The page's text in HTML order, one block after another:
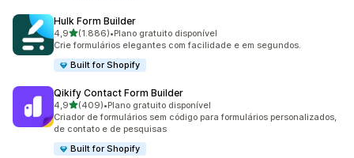
Hulk Form Builder
4,9de 5 estrelas
(1.886)
1886 avaliações ao todo
•Plano gratuito disponível
Crie formulários elegantes com facilidade e em segundos.
Built for Shopify
Qikify Contact Form Builder
4,9de 5 estrelas
(409)
409 avaliações ao todo
•Plano gratuito disponível
Criador de formulários sem código para formulários personalizados,
de contato e de pesquisas
Built for Shopify